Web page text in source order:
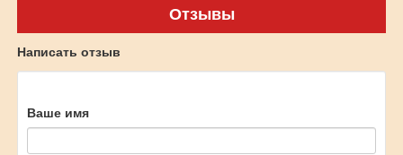
Отзывы
Написать отзыв
Ваше имя